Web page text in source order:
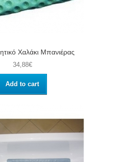
Χαλάκι Μπανιέρας
34,88€
Add to cart